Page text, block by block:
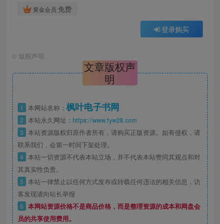
黄金会员 免费
登录购买
© 版权声明
文章版权声
明
1 本网站名称： 枫叶电子书网
2 本站永久网址： https://www.fyw28.com
3 本站资源版权归原作者所有，请购买正版资源。如有侵权，请
联系我们，会第一时间下架处理。
4 本站一切资源不代表本站立场，并不代表本站赞同其观点和对
其真实性负责。
5 本站一律禁止以任何方式发布或转载任何违法的相关信息，访
客发现请向站长举报
6 本网站资源价格不是商品价格，而是整理资源的成本和网盘会
员的共享使用费用。